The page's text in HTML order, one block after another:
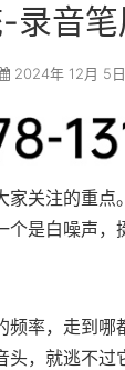
录音
2024年 12月 5日
关注的重
是白噪声，
率，走到
，就逃不